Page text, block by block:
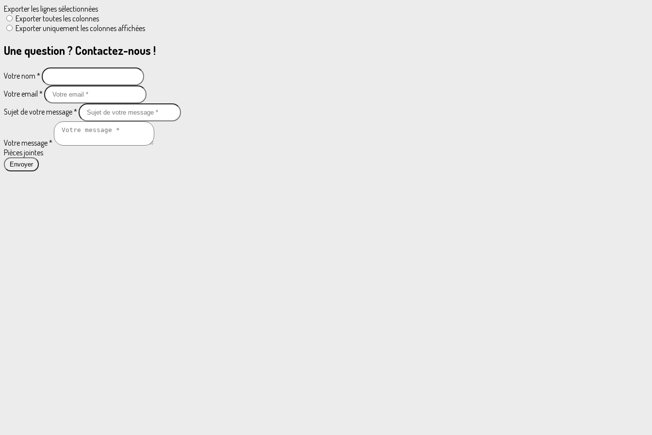
Exporter les lignes sélectionnées
Exporter toutes les colonnes
Exporter uniquement les colonnes affichées
Une question ? Contactez-nous !
Votre nom *
Votre email *
Sujet de votre message *
Votre message *
Pièces jointes
Envoyer